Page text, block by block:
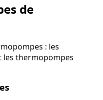
de
: les
thermopompes